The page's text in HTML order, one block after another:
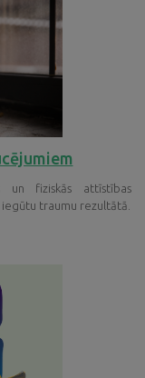
un fiziskās attīstības
traumu rezultātā.